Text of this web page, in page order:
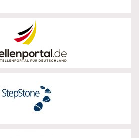
Stellenportal
zur Partnerseite
Stepstone
zur Partnerseite